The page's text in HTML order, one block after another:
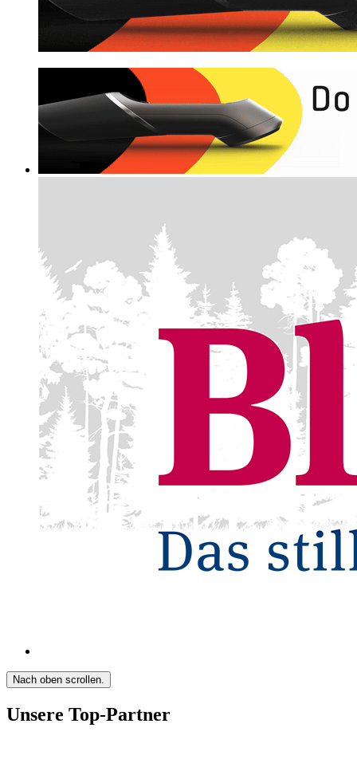
Nach oben scrollen.
Unsere Top-Partner